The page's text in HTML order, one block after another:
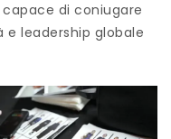
di coniugare
e leadership globale